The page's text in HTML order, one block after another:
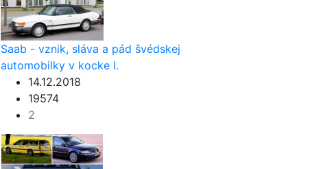
Saab - vznik, sláva a pád švédskej
automobilky v kocke I.
14.12.2018
19574
2